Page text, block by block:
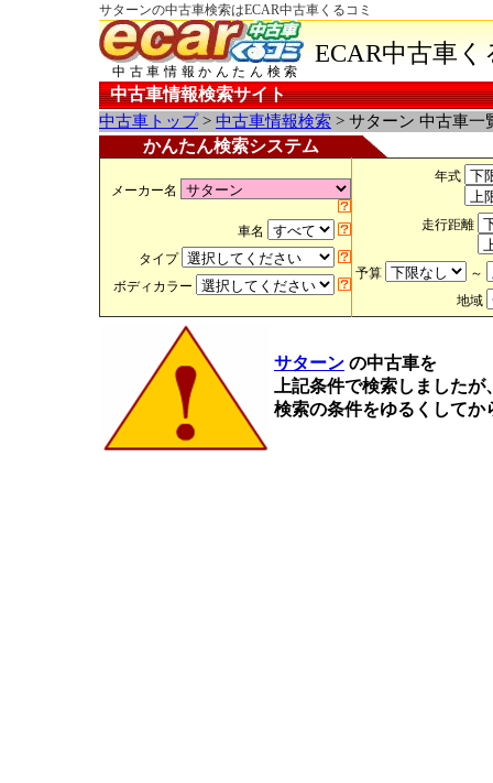
サターンの中古車検索はECAR中古車くるコミ
中古車情報かんたん検索
ECAR中古車
中古車情報検索サイト
中古車トップ> 中古車情報検索 > サターン 中古車一
かんたん検索システム
メーカー名
車名
タイプ
ボディカラー
年式
走行距離
予算
～
地域
サターン の中古車を
上記条件で検索しました
検索の条件をゆるくして